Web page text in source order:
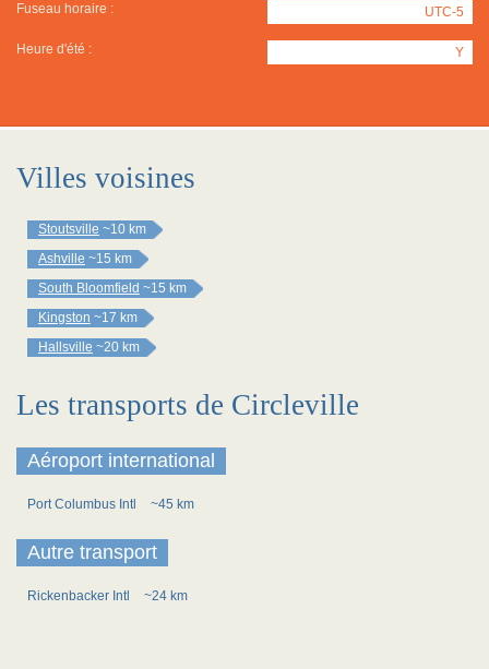
Fuseau horaire : UTC-5
Heure d'été : Y
Villes voisines
Stoutsville ~10 km
Ashville ~15 km
South Bloomfield ~15 km
Kingston ~17 km
Hallsville ~20 km
Les transports de Circleville
Aéroport international
Port Columbus Intl ~45 km
Autre transport
Rickenbacker Intl ~24 km